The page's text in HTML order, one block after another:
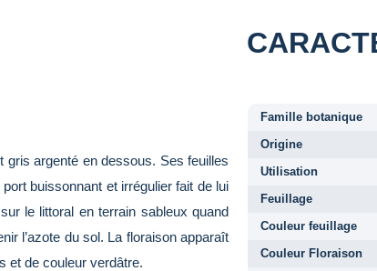
gris argenté en dessous. Ses feuilles
buissonnant et irrégulier fait de lui
le littoral en terrain sableux quand
l’azote du sol. La floraison apparaît
et de couleur verdâtre.
Famille botanique
Origine
Utilisation
Feuillage
Couleur feuillage
Couleur Floraison